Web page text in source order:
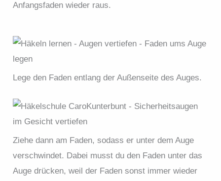
Anfangsfaden wieder raus.
Lege den Faden entlang der Außenseite des Auges.
Ziehe dann am Faden, sodass er unter dem Auge
verschwindet. Dabei musst du den Faden unter das
Auge drücken, weil der Faden sonst immer wieder